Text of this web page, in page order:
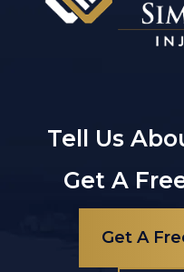
Tell Us
Get A
Get A